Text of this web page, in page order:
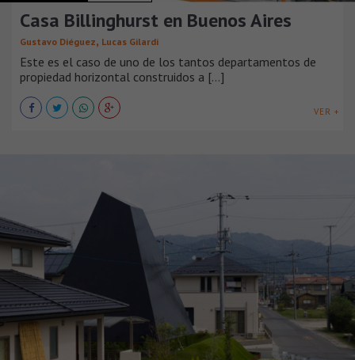
Casa Billinghurst en Buenos Aires
Gustavo Diéguez, Lucas Gilardi
Este es el caso de uno de los tantos departamentos de
propiedad horizontal construidos a [...]
VER +